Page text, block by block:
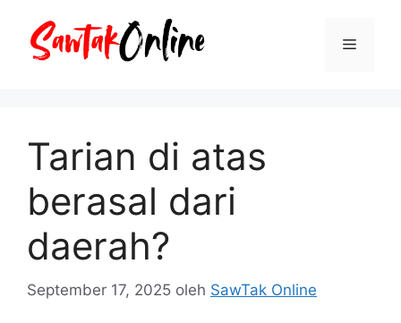
Menu
Tarian di atas
berasal dari
daerah?
September 17, 2025 oleh SawTak Online